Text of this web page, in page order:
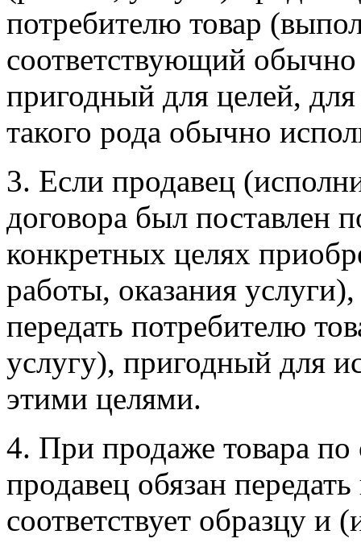
потребителю товар
соответствующий
пригодный для целей,
такого рода обычно
3. Если продавец
договора был поставлен
конкретных целях
работы, оказания
передать потребителю
услугу), пригодный для
этими целями.
4. При продаже товара
продавец обязан
соответствует образцу и